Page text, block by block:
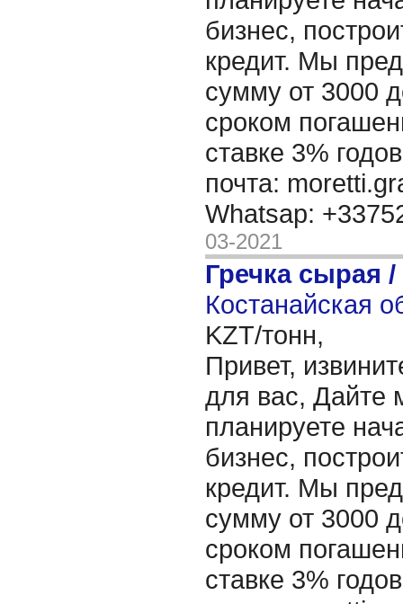
бизнес,
кредит. Мы
сумму от 3000
сроком
ставке 3%
почта:
Whatsap:
03-2021
Гречка сырая /
Костанайская
KZT/тонн,
Привет,
для вас, Дайте
планируете
бизнес,
кредит. Мы
сумму от 3000
сроком
ставке 3%